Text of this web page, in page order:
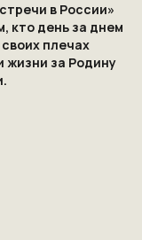
в России»
кто день за днем
плечах
жизни за Родину